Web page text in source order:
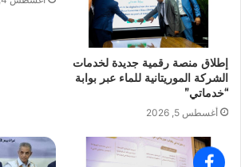
إطلاق منصة رقمية جديدة لخدمات
الشركة الموريتانية للماء عبر بوابة
“خدماتي”
أغسطس 5, 2026